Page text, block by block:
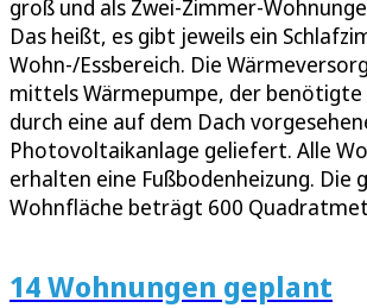
groß und als Zwei-Zimmer-
Das heißt, es gibt jeweils ein
Wohn-/Essbereich. Die
mittels Wärmepumpe, der benötigte
durch eine auf dem Dach
Photovoltaikanlage geliefert. Alle
erhalten eine Fußbodenheizung. Die
Wohnfläche beträgt 600
14 Wohnungen geplant